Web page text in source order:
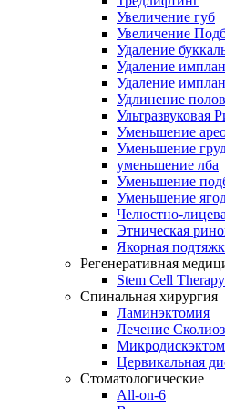
Увеличение губ
Увеличение
Удаление
Удаление
Удаление
Удлинение
Ультразвуковая
Уменьшение
Уменьшение
уменьшение лба
Уменьшение
Уменьшение
Челюстно-
Этническая
Якорная
Регенеративная
Stem Cell Therapy
Спинальная хирургия
Ламинэктомия
Лечение
Цервикальная
Стоматологические
All-on-6